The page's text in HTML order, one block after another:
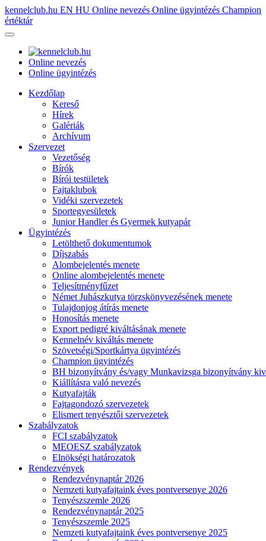
kennelclub.hu EN HU Online nevezés Online ügyintézés Champion
értéktár
Online nevezés
Online ügyintézés
Kezdőlap
Kereső
Hírek
Galériák
Archívum
Szervezet
Vezetőség
Bírók
Bírói testületek
Fajtaklubok
Vidéki szervezetek
Sportegyesületek
Junior Handler és Gyermek kutyapár
Ügyintézés
Letölthető dokumentumok
Díjszabás
Alombejelentés menete
Online alombejelentés menete
Teljesítményfűzet
Német Juhászkutya törzskönyvezésének menete
Tulajdonjog átírás menete
Honosítás menete
Export pedigré kiváltásának menete
Kennelnév kiváltás menete
Szövetségi/Sportkártya ügyintézés
Champion ügyintézés
BH bizonyítvány és/vagy Munkavizsga bizonyítvány
Kiállításra való nevezés
Kutyafajták
Fajtagondozó szervezetek
Elismert tenyésztői szervezetek
Szabályzatok
FCI szabályzatok
MEOESZ szabályzatok
Elnökségi határozatok
Rendezvények
Rendezvénynaptár 2026
Nemzeti kutyafajtaink éves pontversenye 2026
Tenyészszemle 2026
Rendezvénynaptár 2025
Tenyészszemle 2025
Nemzeti kutyafajtaink éves pontversenye 2025